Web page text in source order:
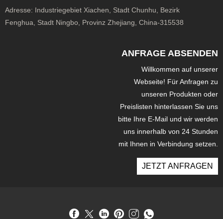
Adresse: Industriegebiet Xiachen, Stadt Chunhu, Bezirk
Fenghua, Stadt Ningbo, Provinz Zhejiang, China-315538
ANFRAGE ABSENDEN
Willkommen auf unserer
Webseite! Für Anfragen zu
unseren Produkten oder
Preislisten hinterlassen Sie uns
bitte Ihre E-Mail und wir werden
uns innerhalb von 24 Stunden
mit Ihnen in Verbindung setzen.
JETZT ANFRAGEN